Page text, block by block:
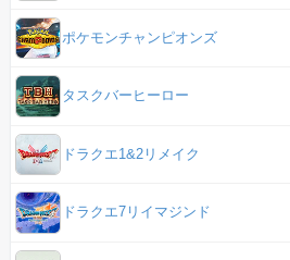
ポケモンチャンピオンズ
タスクバーヒーロー
ドラクエ1&2リメイク
ドラクエ7リイマジンド